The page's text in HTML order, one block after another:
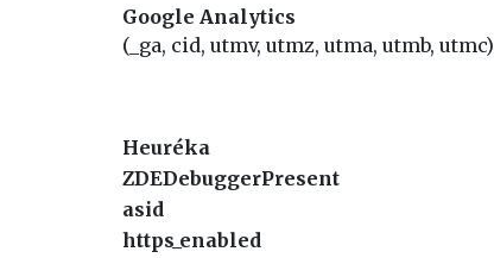
Google Analytics
(_ga, cid, utmv, utmz, utma, utmb, utmc)
Heuréka
ZDEDebuggerPresent
asid
https_enabled